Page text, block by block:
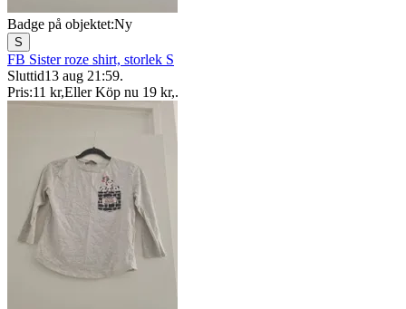
Badge på objektet:Ny
S
FB Sister roze shirt, storlek S
Sluttid13 aug 21:59.
Pris:11 kr,Eller Köp nu 19 kr,.